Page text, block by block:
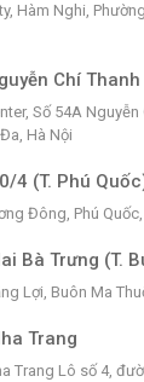
Hàm Nghi,
Chí Thanh
Số 54A
Hà Nội
4 (T. Phú
Đông, Phú
Bà Trưng (T.
Lợi, Buôn Ma
Trang
Trang Lô số 4,